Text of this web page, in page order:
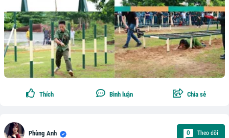
Thích Bình luận Chia sẻ
Phùng Anh 0 Theo dõi